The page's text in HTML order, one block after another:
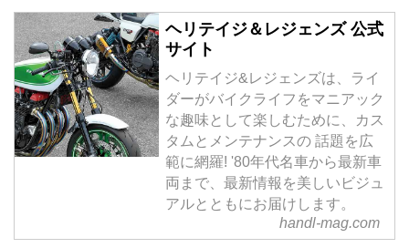
ヘリテイジ＆レジェンズ 公式
サイト
ヘリテイジ&レジェンズは、ライ
ダーがバイクライフをマニアック
な趣味として楽しむために、カス
タムとメンテナンスの 話題を広
範に網羅! '80年代名車から最新車
両まで、最新情報を美しいビジュ
アルとともにお届けします。
handl-mag.com